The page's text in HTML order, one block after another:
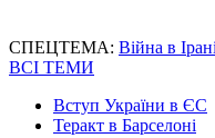
СПЕЦТЕМА: Війна в Ірані
ВСІ ТЕМИ
Вступ України в ЄС
Теракт в Барселоні